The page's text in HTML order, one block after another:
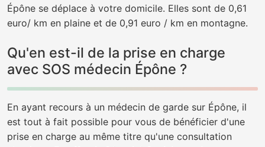
Épône se déplace à votre domicile. Elles sont de 0,61
euro/ km en plaine et de 0,91 euro / km en montagne.
Qu'en est-il de la prise en charge
avec SOS médecin Épône ?
En ayant recours à un médecin de garde sur Épône, il
est tout à fait possible pour vous de bénéficier d'une
prise en charge au même titre qu'une consultation